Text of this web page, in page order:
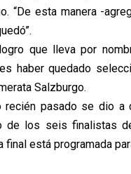
“De esta manera -
que lleva por
haber quedado
Salzburgo.
recién pasado se dio
de los seis finalistas
final está programada